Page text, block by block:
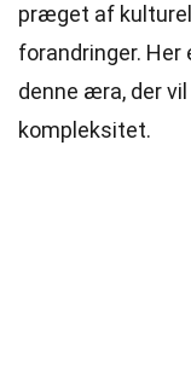
præget af
forandringer.
denne æra, der
kompleksitet.